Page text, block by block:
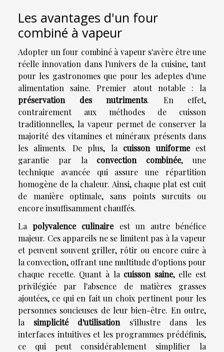
Les avantages d'un four
combiné à vapeur
Adopter un four combiné à vapeur s'avère être une
réelle innovation dans l'univers de la cuisine, tant
pour les gastronomes que pour les adeptes d'une
alimentation saine. Premier atout notable : la
préservation des nutriments. En effet,
contrairement aux méthodes de cuisson
traditionnelles, la vapeur permet de conserver la
majorité des vitamines et minéraux présents dans
les aliments. De plus, la cuisson uniformeest
garantie par la convection combinée, une
technique avancée qui assure une répartition
homogène de la chaleur. Ainsi, chaque plat est cuit
de manière optimale, sans points surcuits ou
encore insuffisamment chauffés.
Lapolyvalence culinaireest un autre bénéfice
majeur. Ces appareils ne se limitent pas à la vapeur
et peuvent souvent griller, rôtir ou encore cuire à
la convection, offrant une multitude d'options pour
chaque recette. Quant à la cuisson saine, elle est
privilégiée par l'absence de matières grasses
ajoutées, ce qui en fait un choix pertinent pour les
personnes soucieuses de leur bien-être. En outre,
la simplicité d'utilisation s'illustre dans les
interfaces intuitives et les programmes prédéfinis,
ce qui peut considérablement simplifier la